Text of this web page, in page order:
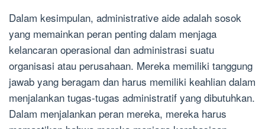
Dalam kesimpulan, administrative aide adalah sosok
yang memainkan peran penting dalam menjaga
kelancaran operasional dan administrasi suatu
organisasi atau perusahaan. Mereka memiliki tanggung
jawab yang beragam dan harus memiliki keahlian dalam
menjalankan tugas-tugas administratif yang dibutuhkan.
Dalam menjalankan peran mereka, mereka harus